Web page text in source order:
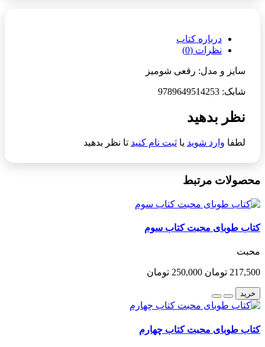
درباره کتاب
نظرات (0)
سایز و مدل: رقعی‬ شومیز
شابک: 9789649514253
نظر بدهید
لطفا وارد شوید یا ثبت نام کنید تا نظر بدهید
محصولات مرتبط
کتاب طوبای محبت کتاب سوم
محبت
217,500 تومان 250,000 تومان
خرید
کتاب طوبای محبت کتاب چهارم